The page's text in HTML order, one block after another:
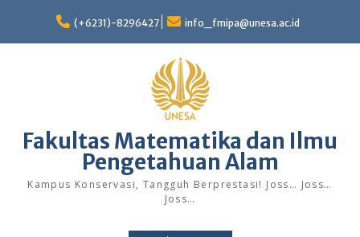
content
(+6231)-8296427 info_fmipa@unesa.ac.id
Fakultas Matematika dan Ilmu
Pengetahuan Alam
Kampus Konservasi, Tangguh Berprestasi! Joss… Joss…
Joss…